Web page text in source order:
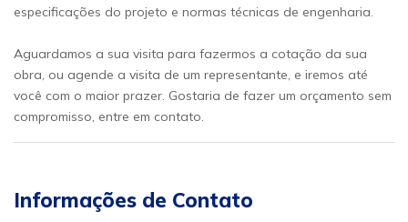
especificações do projeto e normas técnicas de engenharia.
Aguardamos a sua visita para fazermos a cotação da sua
obra, ou agende a visita de um representante, e iremos até
você com o maior prazer. Gostaria de fazer um orçamento sem
compromisso, entre em contato.
Informações de Contato